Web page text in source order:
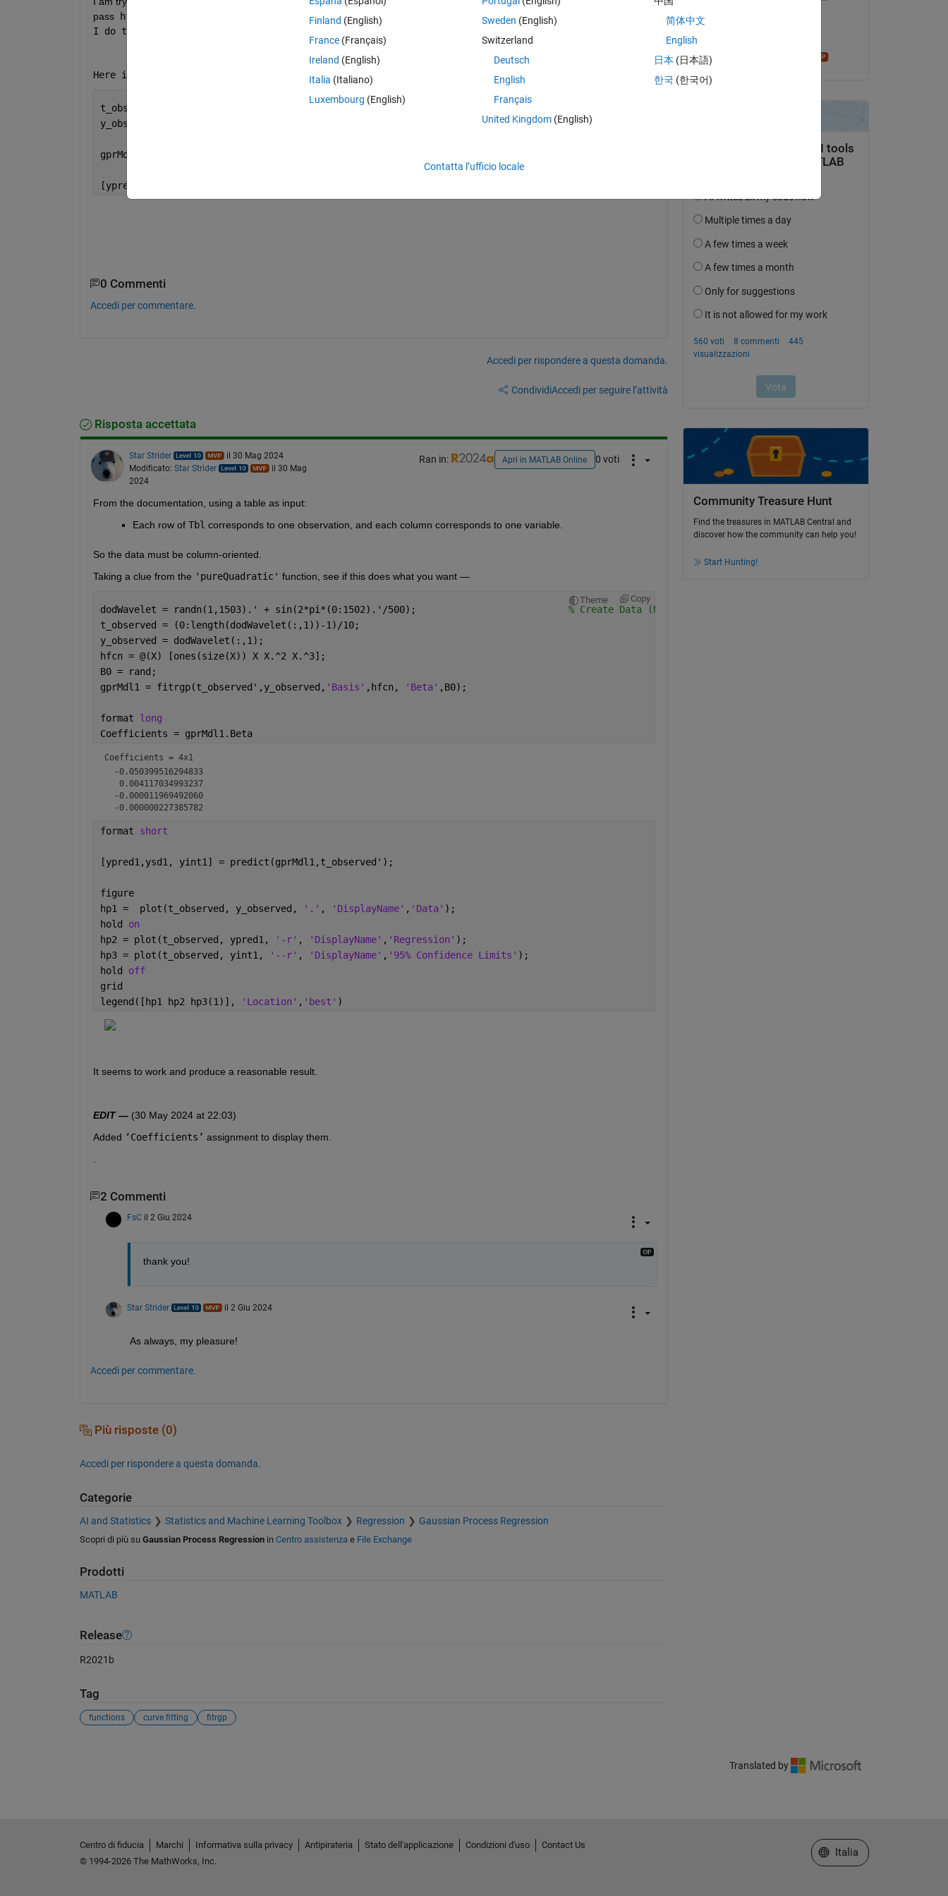
pass hfcn but don't quite understand how to implement this for the 3rd order polynomial. How would
I do this?
Here is code but at the moment it is only implementing a quadratic:
t_observed = (0:length(dodWavelet(:,1))-1)/10;
y_observed = dodWavelet(:,1);
gprMdl1 = fitrgp(t_observed',y_observed,
[ypred1] = predict(gprMdl1,t_observed');
0 Commenti
Accedi per commentare.
Accedi per rispondere a questa domanda.
CondividiAccedi per seguire l’attività
Risposta accettata
Star Strider
il 30 Mag 2024
Modificato: Star Strider
il 30 Mag
2024
Ran in: Apri in MATLAB Online 0 voti
From the documentation, using a table as input:
Each row of Tbl corresponds to one observation, and each column corresponds to one variable.
So the data must be column-oriented.
Taking a clue from the 'pureQuadratic' function, see if this does what you want —
Theme Copy
dodWavelet = randn(1,1503).' + sin(2*pi*(0:1502).'/500); % Create Data (Note Transposition To Column Vector)
t_observed = (0:length(dodWavelet(:,1))-1)/10;
y_observed = dodWavelet(:,1);
hfcn = @(X) [ones(size(X)) X X.^2 X.^3];
B0 = rand;
gprMdl1 = fitrgp(t_observed',y_observed, 'Basis' ,hfcn, 'Beta' ,B0);
format long
Coefficients = gprMdl1.Beta
Coefficients = 4x1
  -0.050399516294833
   0.004117034993237
  -0.000011969492060
format short
[ypred1,ysd1, yint1] = predict(gprMdl1,t_observed');
figure
hp1 =  plot(t_observed, y_observed,
'.' , 'DisplayName' , 'Data' );
hold on
hp2 = plot(t_observed, ypred1,
'-r' , 'DisplayName' , 'Regression' );
hp3 = plot(t_observed, yint1,
'--r' , 'DisplayName' , '95% Confidence Limits' );
hold off
grid
legend([hp1 hp2 hp3(1)],
'Location' , 'best' )
It seems to work and produce a reasonable result.
EDIT — (30 May 2024 at 22:03)
Added ‘Coefficients’ assignment to display them.
2 Commenti
FsC il 2 Giu 2024
thank you!
Star Strider il 2 Giu 2024
As always, my pleasure!
Accedi per commentare.
Più risposte (0)
Accedi per rispondere a questa domanda.
Categorie
AI and Statistics Statistics and Machine Learning Toolbox Regression Gaussian Process Regression
Scopri di più su Gaussian Process Regressionin Centro assistenza e File Exchange
Prodotti
MATLAB
Release
R2021b
Tag
functions curve fitting fitrgp
Community Treasure Hunt
Find the treasures in MATLAB Central and
discover how the community can help you!
Start Hunting!
Translated by
Finland (English)
France (Français)
Ireland (English)
Italia (Italiano)
Luxembourg (English)
Sweden (English)
Switzerland
Deutsch
English
Français
United Kingdom(English)
简体中文
English
日本 (日本語)
한국 (한국어)
Contatta l’ufficio locale
Centro di fiducia Marchi Informativa sulla privacy Antipirateria Stato dell'applicazione Condizioni d'uso
Contact Us
© 1994-2026 The MathWorks, Inc.
Seleziona un sito web
Italia